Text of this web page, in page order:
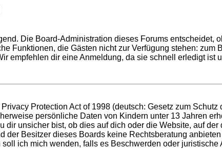
Die Board-Administration dieses Forums entscheidet,
Funktionen, die Gästen nicht zur Verfügung stehen:
empfehlen dir eine Anmeldung, da sie schnell erledigt ist
Protection Act of 1998 (deutsch: Gesetz zum
persönliche Daten von Kindern unter 13 Jahren
dir unsicher bist, ob dies auf dich oder die Website, auf
der Besitzer dieses Boards keine Rechtsberatung
ich mich wenden, falls es Beschwerden oder